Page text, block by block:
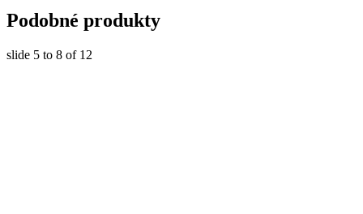
Podobné produkty
slide 5 to 8 of 12